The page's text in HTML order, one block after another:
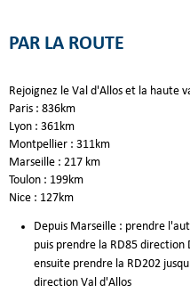
PAR LA ROUTE
Rejoignez le Val d'Allos et la haute
Paris : 836km
Lyon : 361km
Montpellier : 311km
Marseille : 217 km
Toulon : 199km
Nice : 127km
Depuis Marseille : prendre
puis prendre la RD85 direction
ensuite prendre la RD202
direction Val d'Allos